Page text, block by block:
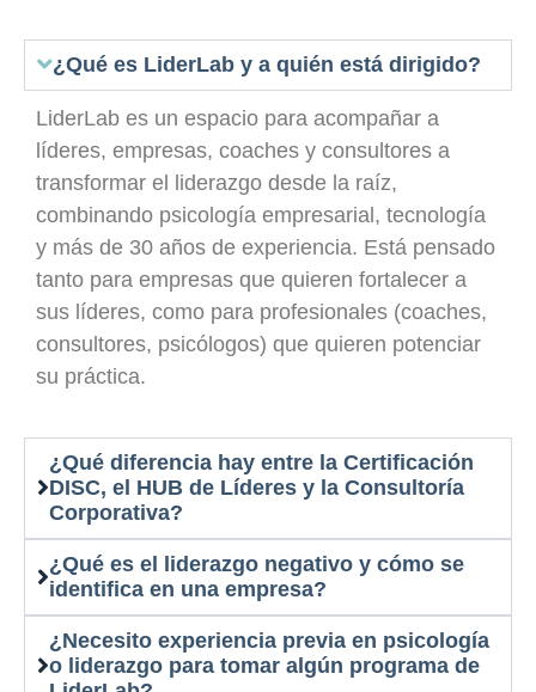
¿Qué es LiderLab y a quién está dirigido?
LiderLab es un espacio para acompañar a
líderes, empresas, coaches y consultores a
transformar el liderazgo desde la raíz,
combinando psicología empresarial, tecnología
y más de 30 años de experiencia. Está pensado
tanto para empresas que quieren fortalecer a
sus líderes, como para profesionales (coaches,
consultores, psicólogos) que quieren potenciar
su práctica.
¿Qué diferencia hay entre la Certificación
DISC, el HUB de Líderes y la Consultoría
Corporativa?
¿Qué es el liderazgo negativo y cómo se
identifica en una empresa?
¿Necesito experiencia previa en psicología
o liderazgo para tomar algún programa de